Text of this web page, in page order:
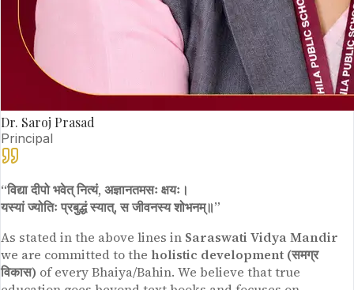
Dr. Saroj Prasad
Principal
“विद्या दीपो भवेत् नित्यं, अज्ञानतमसः क्षयः।
यस्यां ज्योतिः प्रबुद्धं स्यात्, स जीवनस्य शोभनम्॥”
As stated in the above lines in Saraswati Vidya Mandir
we are committed to the holistic development (समग्र
विकास) of every Bhaiya/Bahin. We believe that true